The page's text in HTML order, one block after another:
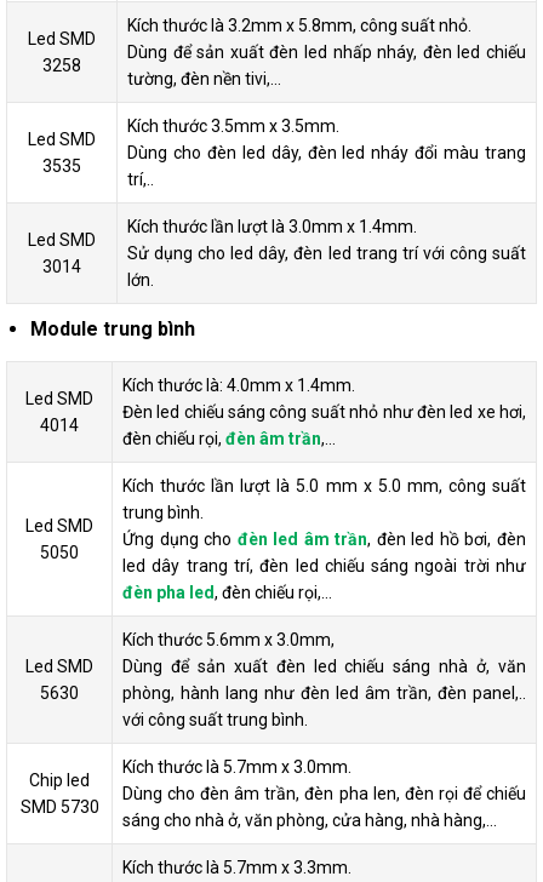
Led SMD
3258
Kích thước là 3.2mm x 5.8mm, công suất nhỏ.
Dùng để sản xuất đèn led nhấp nháy, đèn led chiếu
tường, đèn nền tivi,…
Led SMD
3535
Kích thước 3.5mm x 3.5mm.
Dùng cho đèn led dây, đèn led nháy đổi màu trang
trí,..
Led SMD
3014
Kích thước lần lượt là 3.0mm x 1.4mm.
Sử dụng cho led dây, đèn led trang trí với công suất
lớn.
Module trung bình
Led SMD
4014
Kích thước là: 4.0mm x 1.4mm.
Đèn led chiếu sáng công suất nhỏ như đèn led xe hơi,
đèn chiếu rọi, đèn âm trần,…
Led SMD
5050
Kích thước lần lượt là 5.0 mm x 5.0 mm, công suất
trung bình.
Ứng dụng cho đèn led âm trần, đèn led hồ bơi, đèn
led dây trang trí, đèn led chiếu sáng ngoài trời như
đèn pha led, đèn chiếu rọi,…
Led SMD
5630
Kích thước 5.6mm x 3.0mm,
Dùng để sản xuất đèn led chiếu sáng nhà ở, văn
phòng, hành lang như đèn led âm trần, đèn panel,..
với công suất trung bình.
Chip led
SMD 5730
Kích thước là 5.7mm x 3.0mm.
Dùng cho đèn âm trần, đèn pha len, đèn rọi để chiếu
sáng cho nhà ở, văn phòng, cửa hàng, nhà hàng,…
Kích thước là 5.7mm x 3.3mm.